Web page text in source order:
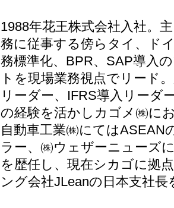
1988年花王株式会社入社。
務に従事する傍らタイ、ド
務標準化、BPR、SAP導入
トを現場業務視点でリード
リーダー、IFRS導入リーダ
の経験を活かしカゴメ㈱に
自動車工業㈱にては
ラー、㈱ウェザーニューズ
を歴任し、現在シカゴに拠
ング会社JLeanの日本支社長